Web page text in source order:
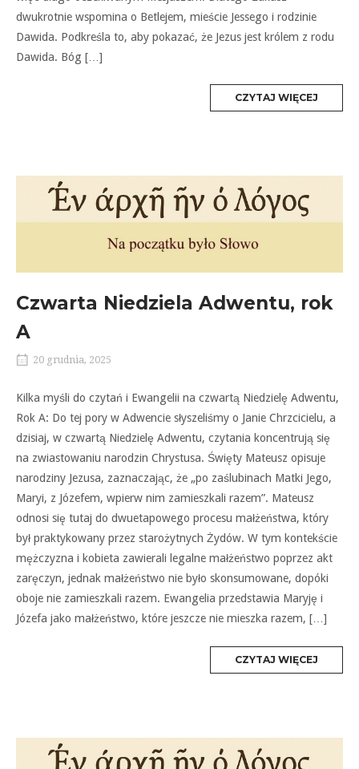
dwukrotnie wspomina o Betlejem, mieście Jessego i rodzinie
Dawida. Podkreśla to, aby pokazać, że Jezus jest królem z rodu
Dawida. Bóg […]
CZYTAJ WIĘCEJ
Czwarta Niedziela Adwentu, rok
A
20 grudnia, 2025
Kilka myśli do czytań i Ewangelii na czwartą Niedzielę Adwentu,
Rok A: Do tej pory w Adwencie słyszeliśmy o Janie Chrzcicielu, a
dzisiaj, w czwartą Niedzielę Adwentu, czytania koncentrują się
na zwiastowaniu narodzin Chrystusa. Święty Mateusz opisuje
narodziny Jezusa, zaznaczając, że „po zaślubinach Matki Jego,
Maryi, z Józefem, wpierw nim zamieszkali razem”. Mateusz
odnosi się tutaj do dwuetapowego procesu małżeństwa, który
był praktykowany przez starożytnych Żydów. W tym kontekście
mężczyzna i kobieta zawierali legalne małżeństwo poprzez akt
zaręczyn, jednak małżeństwo nie było skonsumowane, dopóki
oboje nie zamieszkali razem. Ewangelia przedstawia Maryję i
Józefa jako małżeństwo, które jeszcze nie mieszka razem, […]
CZYTAJ WIĘCEJ